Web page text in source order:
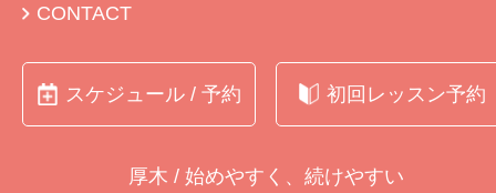
CONTACT
スケジュール / 予約 初回レッスン予約
厚木 / 始めやすく、続けやすい